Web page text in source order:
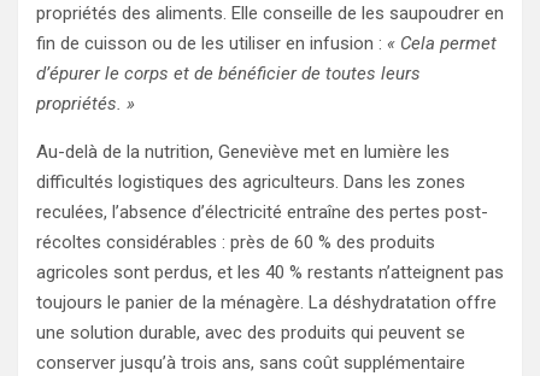
propriétés des aliments. Elle conseille de les saupoudrer en
fin de cuisson ou de les utiliser en infusion : « Cela permet
d’épurer le corps et de bénéficier de toutes leurs
propriétés. »
Au-delà de la nutrition, Geneviève met en lumière les
difficultés logistiques des agriculteurs. Dans les zones
reculées, l’absence d’électricité entraîne des pertes post-
récoltes considérables : près de 60 % des produits
agricoles sont perdus, et les 40 % restants n’atteignent pas
toujours le panier de la ménagère. La déshydratation offre
une solution durable, avec des produits qui peuvent se
conserver jusqu’à trois ans, sans coût supplémentaire